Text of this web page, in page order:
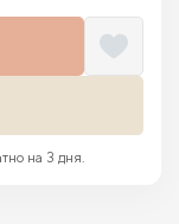
на 3 дня.